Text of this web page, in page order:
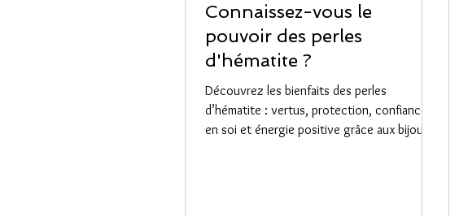
Connaissez-vous le
pouvoir des perles
d'hématite ?
Découvrez les bienfaits des perles
d’hématite : vertus, protection, confiance
en soi et énergie positive grâce aux bijoux